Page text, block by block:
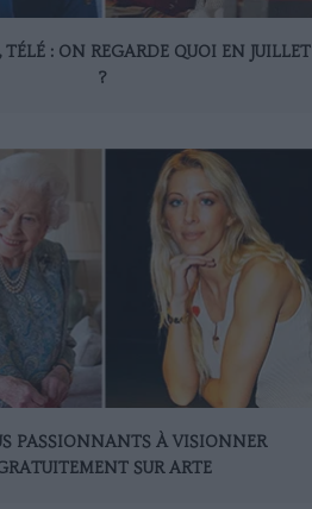
: ON REGARDE QUOI EN JUILLET
?
PASSIONNANTS À VISIONNER
SUR ARTE